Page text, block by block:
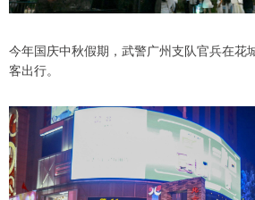
今年国庆中秋假期，武警广州支队官兵在花
客出行。